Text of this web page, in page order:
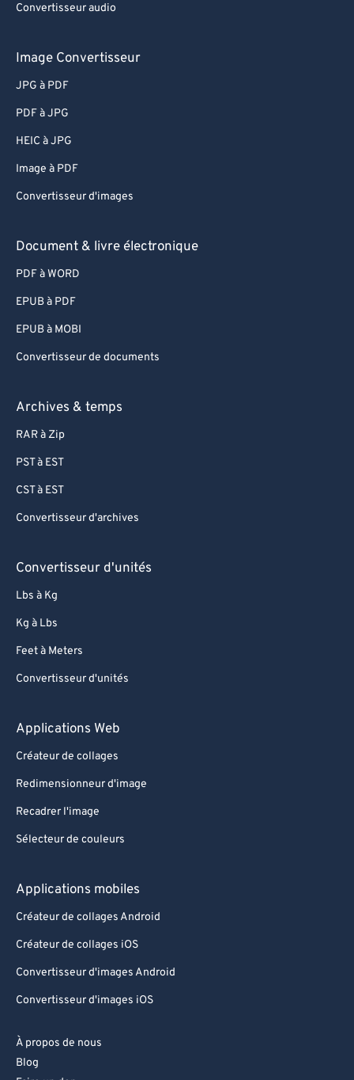
Convertisseur audio
Image Convertisseur
JPG à PDF
PDF à JPG
HEIC à JPG
Image à PDF
Convertisseur d'images
Document & livre électronique
PDF à WORD
EPUB à PDF
EPUB à MOBI
Convertisseur de documents
Archives & temps
RAR à Zip
PST à EST
CST à EST
Convertisseur d'archives
Convertisseur d'unités
Lbs à Kg
Kg à Lbs
Feet à Meters
Convertisseur d'unités
Applications Web
Créateur de collages
Redimensionneur d'image
Recadrer l'image
Sélecteur de couleurs
Applications mobiles
Créateur de collages Android
Créateur de collages iOS
Convertisseur d'images Android
Convertisseur d'images iOS
À propos de nous
Blog